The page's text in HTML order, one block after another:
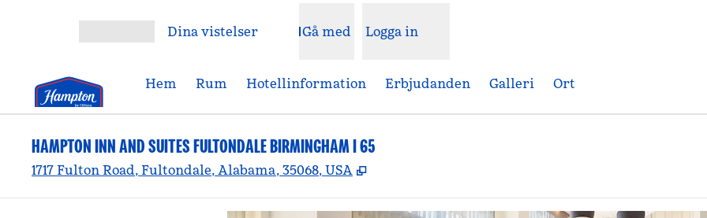
Dina vistelser Gå med Logga in
Hem Rum Hotellinformation Erbjudanden Galleri Ort
HAMPTON INN AND SUITES FULTONDALE BIRMINGHAM I 65
1717 Fulton Road, Fultondale, Alabama, 35068, USA ,